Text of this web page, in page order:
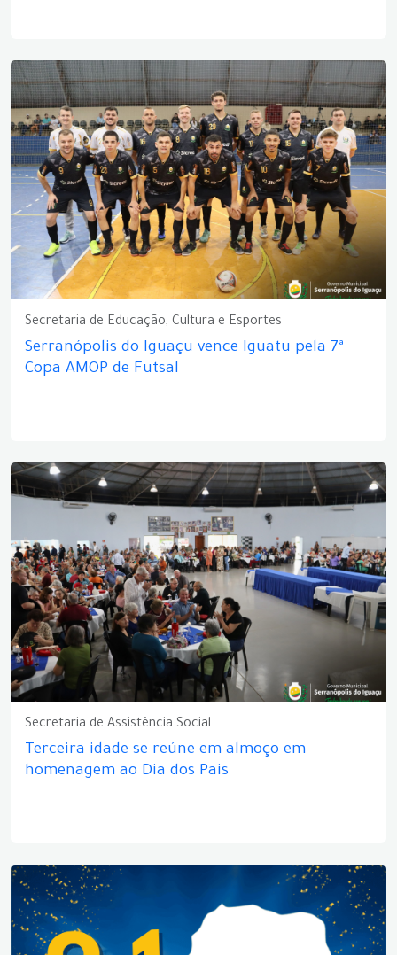
Secretaria de Educação, Cultura e Esportes
Serranópolis do Iguaçu vence Iguatu pela 7ª
Copa AMOP de Futsal
Secretaria de Assistência Social
Terceira idade se reúne em almoço em
homenagem ao Dia dos Pais